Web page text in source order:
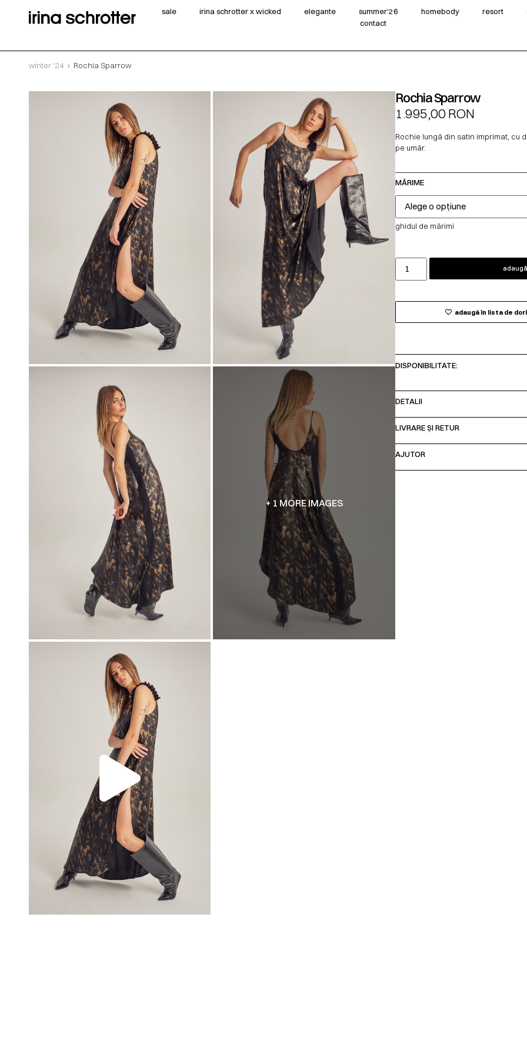
sale irina schrotter x wicked elegante summer‘26 homebody resort
contact
winter '24 Rochia Sparrow
+ 1 MORE IMAGES
00:00
Rochia Sparrow
1.995,00RON
Rochie lungă din satin imprimat, cu
pe umăr.
MĂRIME
ghidul de mărimi
adaugă în lista de
DISPONIBILITATE:
DETALII
LIVRARE ȘI RETUR
AJUTOR